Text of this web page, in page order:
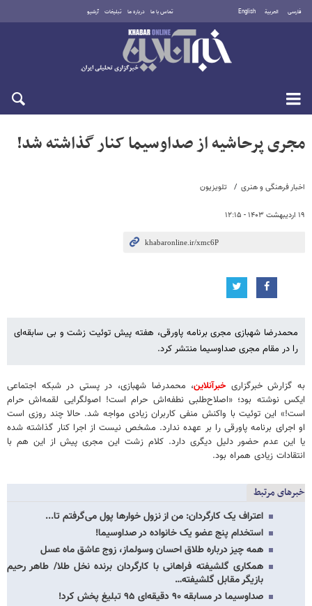
فارسی العربية English تماس با ما درباره ما تبلیغات آرشیو
شنبه ۱۷ مرداد ۱۴۰۵
اخبار فرهنگی و هنری تلویزیون
۱۹ اردیبهشت ۱۴۰۳ - ۱۲:۱۵
مجری پرحاشیه از صداوسیما کنار گذاشته شد!
محمدرضا شهبازی مجری برنامه پاورقی، هفته پیش توئیت زشت و بی سابقه‌ای
را در مقام مجری صداوسیما منتشر کرد.
به گزارش خبرگزاریخبرآنلاین، محمدرضا شهبازی، در پستی در شبکه اجتماعی
ایکس نوشته بود؛ «اصلاح‌طلبی نطفه‌اش حرام است! اصولگرایی لقمه‌اش حرام
است!» این توئیت با واکنش منفی کاربران زیادی مواجه شد. حالا چند روزی است
او اجرای برنامه پاورقی را بر عهده ندارد. مشخص نیست از اجرا کنار گذاشته شده
یا این عدم حضور دلیل دیگری دارد. کلام زشت این مجری پیش از این هم با
انتقادات زیادی همراه بود.
خبرهای مرتبط
اعتراف یک کارگردان: من از نزول خوارها پول می‌گرفتم تا...
استخدام پنج عضو یک خانواده در صداوسیما!
همه چیز درباره طلاق احسان وسولماز، زوج عاشق ماه عسل
همکاری گلشیفته فراهانی با کارگردان برنده نخل طلا/ طاهر رحیم
بازیگر مقابل گلشیفته…
صداوسیما در مسابقه ۹۰ دقیقه‌ای ۹۵ تبلیغ پخش کرد!